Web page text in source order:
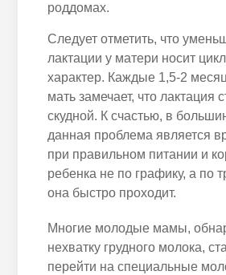
роддомах.
Следует отметить, что
лактации у матери носит
характер. Каждые 1,5-2
мать замечает, что лактация
скудной. К счастью, в
данная проблема является
при правильном питании и
ребенка не по графику, а по
она быстро проходит.
Многие молодые мамы,
нехватку грудного молока,
перейти на специальные